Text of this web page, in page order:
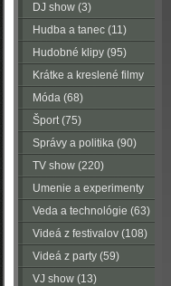
DJ show (3)
Hudba a tanec (11)
Hudobné klipy (95)
Krátke a kreslené filmy
(223)Móda (68)
Šport (75)
Správy a politika (90)
TV show (220)
Umenie a experimenty
(116)Veda a technológie (63)
Videá z festivalov (108)
Videá z party (59)
VJ show (13)